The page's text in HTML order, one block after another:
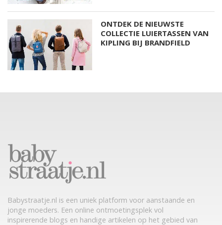
ONTDEK DE NIEUWSTE
COLLECTIE LUIERTASSEN VAN
KIPLING BIJ BRANDFIELD
Babystraatje.nl is een uniek platform voor aanstaande en
jonge moeders. Een online ontmoetingsplek vol
inspirerende blogs en handige artikelen op het gebied van